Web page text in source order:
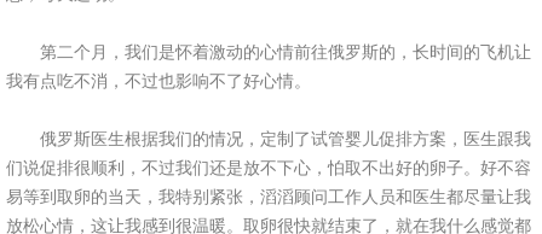
第二个月，我们是怀着激动的心情前往俄罗斯的，长时间的飞机让
我有点吃不消，不过也影响不了好心情。
俄罗斯医生根据我们的情况，定制了试管婴儿促排方案，医生跟我
们说促排很顺利，不过我们还是放不下心，怕取不出好的卵子。好不容
易等到取卵的当天，我特别紧张，滔滔顾问工作人员和医生都尽量让我
放松心情，这让我感到很温暖。取卵很快就结束了，就在我什么感觉都